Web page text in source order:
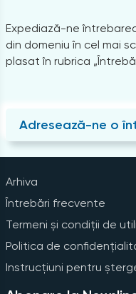
Expediază-ne
din domeniu în cel mai
plasat în rubrica
Adresează-ne o
Arhiva
Întrebări frecvente
Termeni și condiții de
Politica de
Instrucțiuni pentru